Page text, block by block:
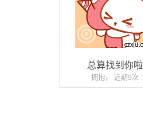
总算找到你啦
拥抱， 近期9次